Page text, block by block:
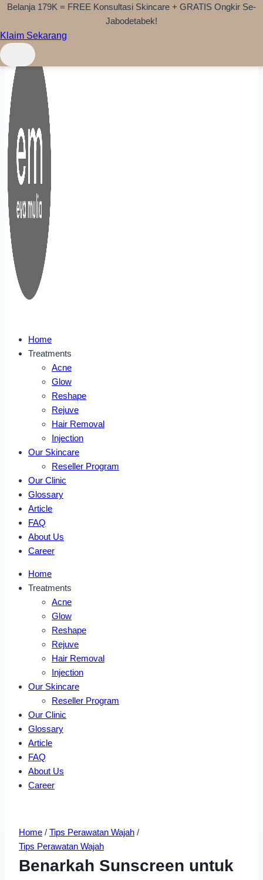
Skip to content
Home
Treatments
Acne
Glow
Reshape
Rejuve
Hair Removal
Injection
Our Skincare
Reseller Program
Our Clinic
Glossary
Article
FAQ
About Us
Career
Home
Treatments
Acne
Glow
Reshape
Rejuve
Hair Removal
Injection
Our Skincare
Reseller Program
Our Clinic
Glossary
Article
FAQ
About Us
Career
Home / Tips Perawatan Wajah /
Tips Perawatan Wajah
Benarkah Sunscreen untuk
Belanja 179K = FREE Konsultasi Skincare + GRATIS Ongkir Se-
Jabodetabek!
Klaim Sekarang